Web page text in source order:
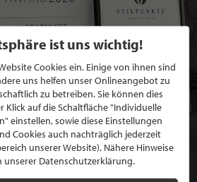
SICH FÜR EINE GRATIS
BEI STILPUNKTE®
ist uns wichtig!
Cookies ein. Einige von ihnen sind
uns helfen unser Onlineangebot zu
zu betreiben. Sie können dies
Klick auf die Schaltfläche "Individuelle
einstellen, sowie diese Einstellungen
Cookies auch nachträglich jederzeit
unserer Website). Nähere Hinweise
unserer Datenschutzerklärung.